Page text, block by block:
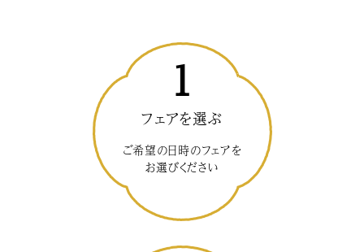
1
フェアを選ぶ
ご希望の日時のフェアを
お選びください